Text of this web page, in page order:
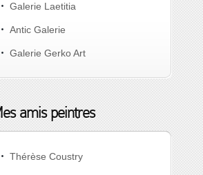
Galerie Laetitia
Antic Galerie
Galerie Gerko Art
amis peintres
Thérèse Coustry